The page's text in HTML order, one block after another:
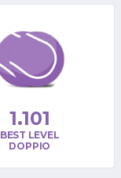
1.101
BEST LEVEL
DOPPIO